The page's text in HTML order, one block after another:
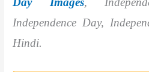
Independence Day,
Hindi.